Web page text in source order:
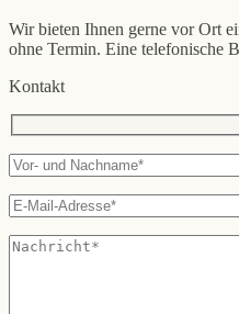
Wir bieten Ihnen gerne vor Ort
ohne Termin. Eine telefonische
Kontakt